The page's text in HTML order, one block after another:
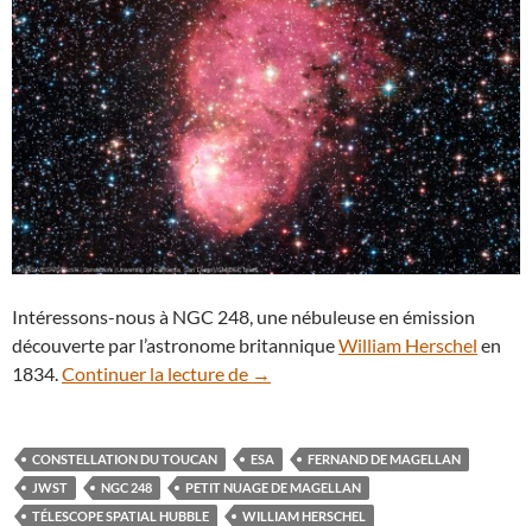
Intéressons-nous à NGC 248, une nébuleuse en émission
découverte par l’astronome britanniqueWilliam Herschel en
1834.Continuer la lecture de Hubble détaille NGC 248, une
→
CONSTELLATION DU TOUCAN ESA
FERNAND DE MAGELLAN
JWST
NGC 248
PETIT NUAGE DE MAGELLAN
TÉLESCOPE SPATIAL HUBBLE
WILLIAM HERSCHEL